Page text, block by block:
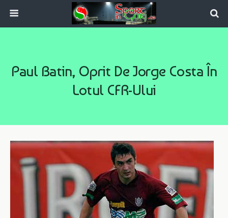
Paul Batin, Oprit De Jorge Costa În
Lotul CFR-Ului